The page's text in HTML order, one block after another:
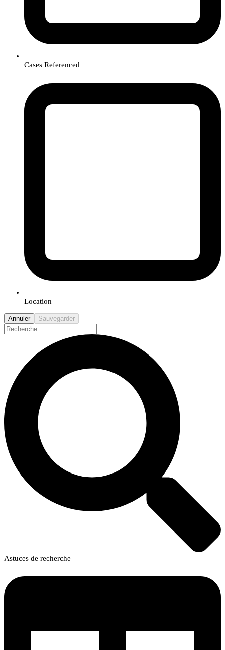
Cases Referenced
Location
Annuler Sauvegarder
Astuces de recherche